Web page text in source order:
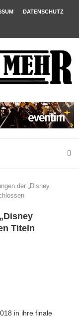
DATENSCHUTZ
der „Disney
Titeln
in ihre finale